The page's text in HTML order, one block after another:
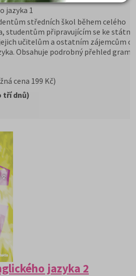
jazyka 1
středních škol během celého
studentům připravujícím se ke státní
učitelům a ostatním zájemcům o
Obsahuje podrobný přehled
cena 199 Kč)
tří dnů)
jazyka 2